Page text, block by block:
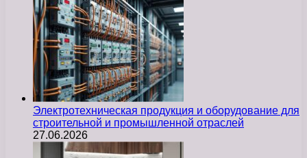
Электротехническая продукция и оборудование для
строительной и промышленной отраслей
27.06.2026